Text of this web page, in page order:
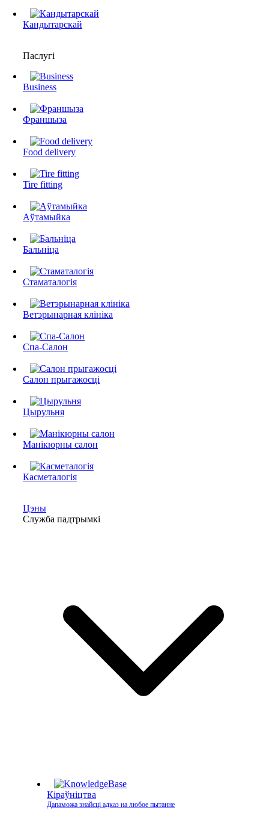
Кандытарскай
Паслугі
Business
Франшыза
Food delivery
Tire fitting
Аўтамыйка
Бальніца
Стаматалогія
Ветэрынарная клініка
Спа-Салон
Салон прыгажосці
Цырульня
Манікюрны салон
Касметалогія
Цэны
Служба падтрымкі
Кіраўніцтва
Дапаможа знайсці адказ на любое пытанне